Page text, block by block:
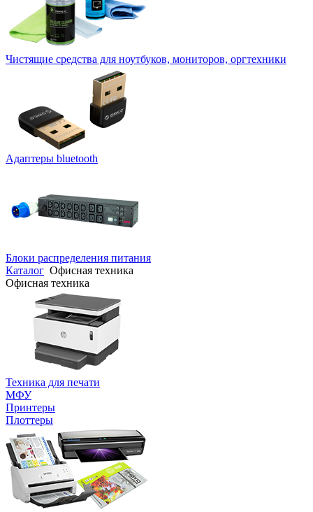
Чистящие средства для ноутбуков, мониторов, оргтехники
Адаптеры bluetooth
Блоки распределения питания
Каталог Офисная техника
Офисная техника
Техника для печати
МФУ
Принтеры
Плоттеры